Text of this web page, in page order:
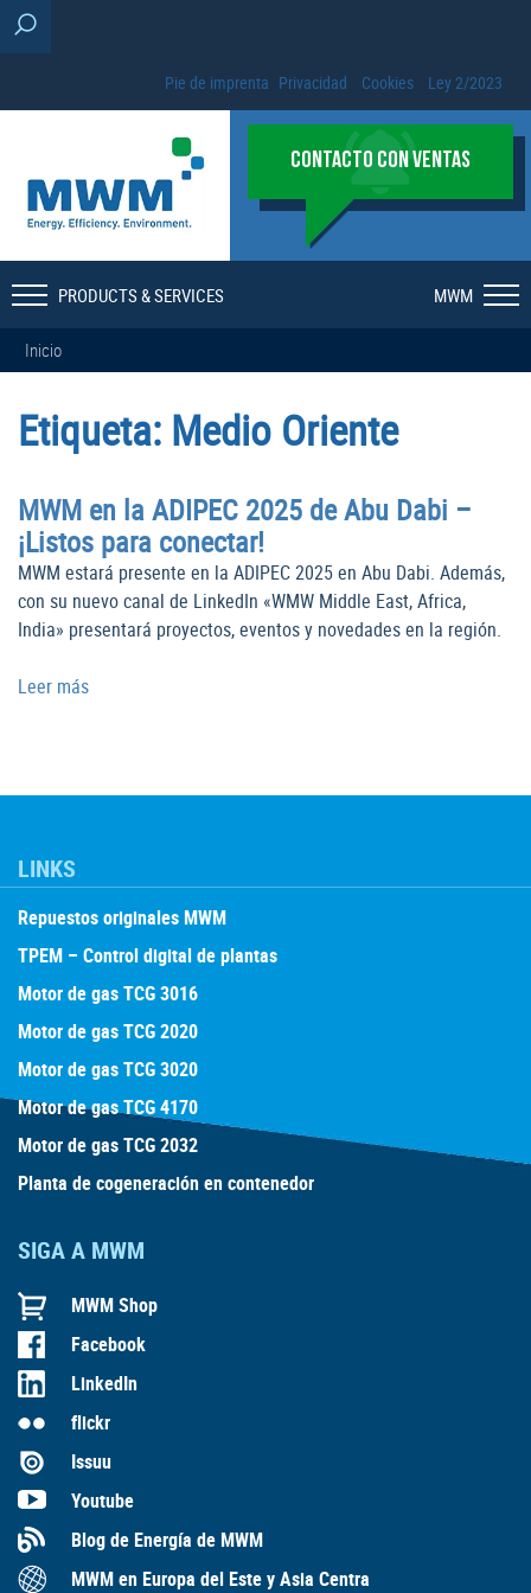
Pie de imprenta Privacidad Cookies Ley 2/2023
CONTACTO CON VENTAS
PRODUCTS & SERVICES MWM
Inicio
Etiqueta: Medio Oriente
MWM en la ADIPEC 2025 de Abu Dabi –
¡Listos para conectar!
MWM estará presente en la ADIPEC 2025 en Abu Dabi. Además,
con su nuevo canal de LinkedIn «WMW Middle East, Africa,
India» presentará proyectos, eventos y novedades en la región.
Leer más
LINKS
Repuestos originales MWM
TPEM – Control digital de plantas
Motor de gas TCG 3016
Motor de gas TCG 2020
Motor de gas TCG 3020
Motor de gas TCG 4170
Motor de gas TCG 2032
Planta de cogeneración en contenedor
SIGA A MWM
MWM Shop
Facebook
LinkedIn
flickr
Issuu
Youtube
Blog de Energía de MWM
MWM en Europa del Este y Asia Centra